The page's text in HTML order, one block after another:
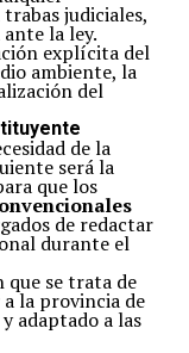
judiciales,
la ley.
explícita del
ambiente, la
del
de la
será la
que los
de redactar
durante el
que se trata de
la provincia de
adaptado a las